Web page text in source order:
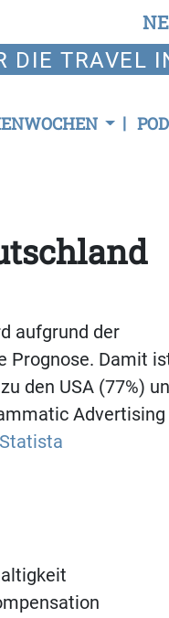
DIE TRAVEL
aufgrund der
Prognose. Damit
den USA (77%)
Advertising
Statista